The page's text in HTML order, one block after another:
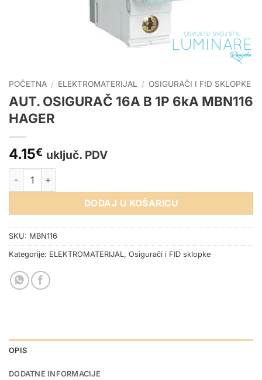
POČETNA / ELEKTROMATERIJAL / OSIGURAČI I FID SKLOPKE
AUT. OSIGURAČ 16A B 1P 6kA MBN116
HAGER
4.15€ uključ. PDV
AUT. OSIGURAČ 16A B 1P 6kA MBN116 HAGER količina
DODAJ U KOŠARICU
SKU: MBN116
Kategorije: ELEKTROMATERIJAL , Osigurači i FID sklopke
OPIS
DODATNE INFORMACIJE